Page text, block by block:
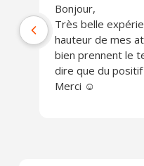
Bonjour,
Très belle
hauteur de mes
bien prennent le
dire que du positif
Merci ☺️